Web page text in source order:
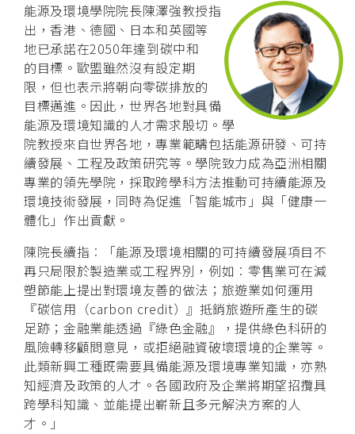
能源及環境學院院長陳澤強教授指
出，香港、德國、日本和英國等
地已承諾在2050年達到碳中和
的目標。歐盟雖然沒有設定期
限，但也表示將朝向零碳排放的
目標邁進。因此，世界各地對具備
能源及環境知識的人才需求殷切。學
院教授來自世界各地，專業範疇包括能源研發、可持
續發展、工程及政策研究等。學院致力成為亞洲相關
專業的領先學院，採取跨學科方法推動可持續能源及
環境技術發展，同時為促進「智能城市」與「健康一
體化」作出貢獻。
陳院長續指︰「能源及環境相關的可持續發展項目不
再只局限於製造業或工程界別，例如︰零售業可在減
塑節能上提出對環境友善的做法；旅遊業如何運用
『碳信用（carbon credit）』抵銷旅遊所產生的碳
足跡；金融業能透過『綠色金融』，提供綠色科研的
風險轉移顧問意見，或拒絕融資破壞環境的企業等。
此類新興工種既需要具備能源及環境專業知識，亦熟
知經濟及政策的人才。各國政府及企業將期望招攬具
跨學科知識、並能提出嶄新且多元解決方案的人
才。」